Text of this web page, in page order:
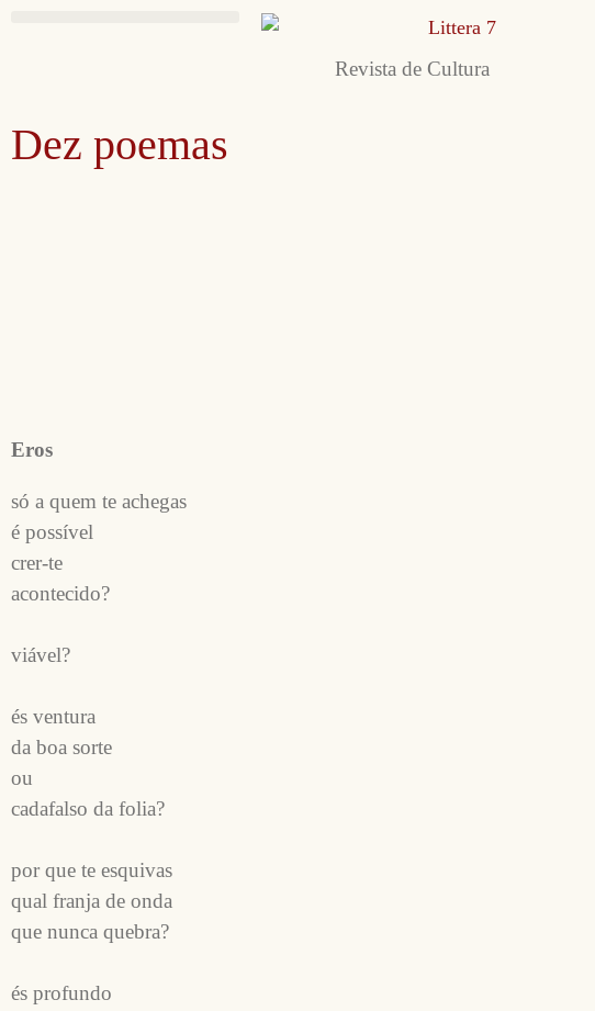
Revista de Cultura
Dez poemas
Eros
só a quem te achegas
é possível
crer-te
acontecido?
viável?
és ventura
da boa sorte
ou
cadafalso da folia?
por que te esquivas
qual franja de onda
que nunca quebra?
és profundo